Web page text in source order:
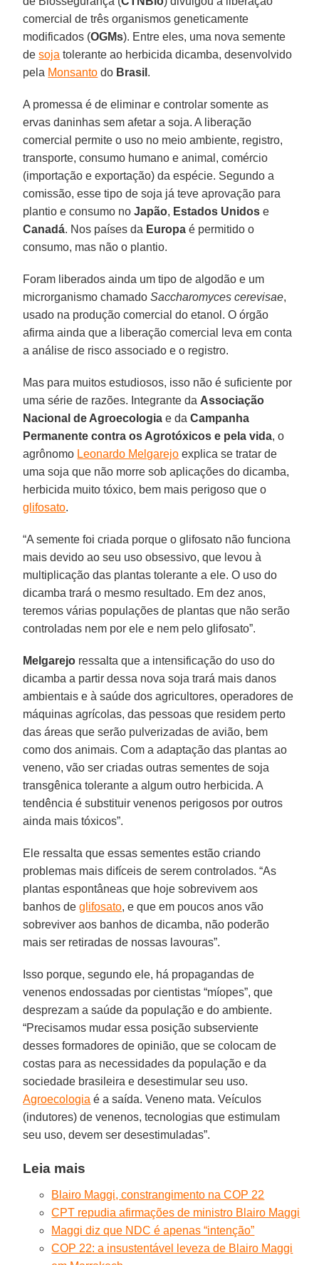
comercial de três organismos geneticamente
modificados (OGMs). Entre eles, uma nova semente
desoja tolerante ao herbicida dicamba, desenvolvido
pela Monsanto do Brasil .
A promessa é de eliminar e controlar somente as
ervas daninhas sem afetar a soja. A liberação
comercial permite o uso no meio ambiente, registro,
transporte, consumo humano e animal, comércio
(importação e exportação) da espécie. Segundo a
comissão, esse tipo de soja já teve aprovação para
plantio e consumo noJapão, Estados Unidos e
Canadá. Nos países da Europa é permitido o
consumo, mas não o plantio.
Foram liberados ainda um tipo de algodão e um
microrganismo chamadoSaccharomyces cerevisae,
usado na produção comercial do etanol. O órgão
afirma ainda que a liberação comercial leva em conta
a análise de risco associado e o registro.
Mas para muitos estudiosos, isso não é suficiente por
uma série de razões. Integrante da Associação
Nacional de Agroecologia e daCampanha
Permanente contra os Agrotóxicos e pela vida, o
agrônomo Leonardo Melgarejo explica se tratar de
uma soja que não morre sob aplicações do dicamba,
herbicida muito tóxico, bem mais perigoso que o
glifosato.
“A semente foi criada porque o glifosato não funciona
mais devido ao seu uso obsessivo, que levou à
multiplicação das plantas tolerante a ele. O uso do
dicamba trará o mesmo resultado. Em dez anos,
teremos várias populações de plantas que não serão
controladas nem por ele e nem pelo glifosato”.
Melgarejo ressalta que a intensificação do uso do
dicamba a partir dessa nova soja trará mais danos
ambientais e à saúde dos agricultores, operadores de
máquinas agrícolas, das pessoas que residem perto
das áreas que serão pulverizadas de avião, bem
como dos animais. Com a adaptação das plantas ao
veneno, vão ser criadas outras sementes de soja
transgênica tolerante a algum outro herbicida. A
tendência é substituir venenos perigosos por outros
ainda mais tóxicos”.
Ele ressalta que essas sementes estão criando
problemas mais difíceis de serem controlados. “As
plantas espontâneas que hoje sobrevivem aos
banhos deglifosato, e que em poucos anos vão
sobreviver aos banhos de dicamba, não poderão
mais ser retiradas de nossas lavouras”.
Isso porque, segundo ele, há propagandas de
venenos endossadas por cientistas “míopes”, que
desprezam a saúde da população e do ambiente.
“Precisamos mudar essa posição subserviente
desses formadores de opinião, que se colocam de
costas para as necessidades da população e da
sociedade brasileira e desestimular seu uso.
Agroecologia é a saída. Veneno mata. Veículos
(indutores) de venenos, tecnologias que estimulam
seu uso, devem ser desestimuladas”.
Leia mais
Blairo Maggi, constrangimento na COP 22
CPT repudia afirmações de ministro Blairo Maggi
Maggi diz que NDC é apenas “intenção”
COP 22: a insustentável leveza de Blairo Maggi